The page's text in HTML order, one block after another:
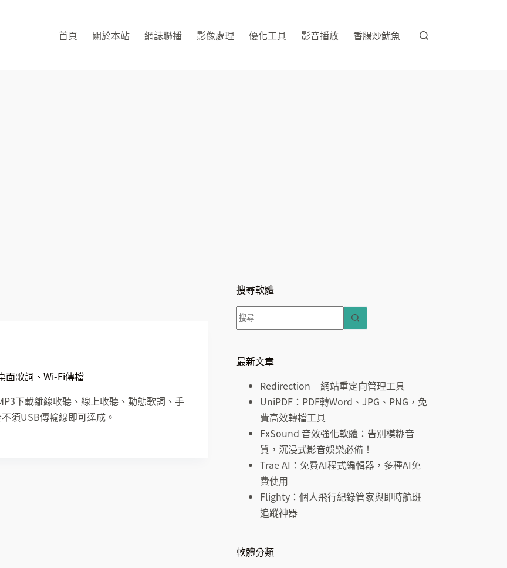
首頁 關於本站 網誌聯播 影像處理 優化工具 影音播放 香腸炒魷魚
面歌詞、Wi-Fi傳檔
下載離線收聽、線上收聽、動態歌詞、手
須USB傳輸線即可達成。
搜尋軟體
找
不
符
最新文章
Redirection – 網站重定向管理工具
UniPDF：PDF轉Word、JPG、PNG，免
費高效轉檔工具
FxSound 音效強化軟體：告別模糊音
質，沉浸式影音娛樂必備！
Trae AI：免費AI程式編輯器，多種AI免
費使用
Flighty：個人飛行紀錄管家與即時航班
追蹤神器
軟體分類